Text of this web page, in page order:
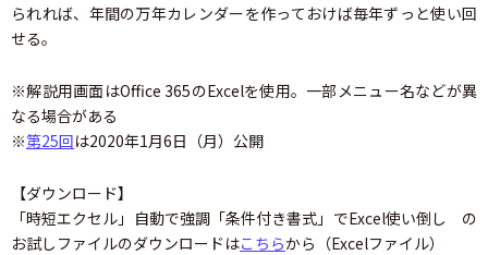
られれば、年間の万年カレンダーを作っておけば毎年ずっと使い回
せる。
※解説用画面はOffice 365のExcelを使用。一部メニュー名などが異
なる場合がある
※第25回は2020年1月6日（月）公開
【ダウンロード】
「時短エクセル」自動で強調「条件付き書式」でExcel使い倒し の
お試しファイルのダウンロードはこちらから（Excelファイル）